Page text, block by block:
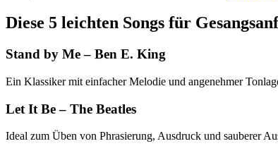
Diese 5 leichten Songs für
Stand by Me – Ben E. King
Ein Klassiker mit einfacher Melodie und angenehmer
Let It Be – The Beatles
Ideal zum Üben von Phrasierung, Ausdruck und sauberer